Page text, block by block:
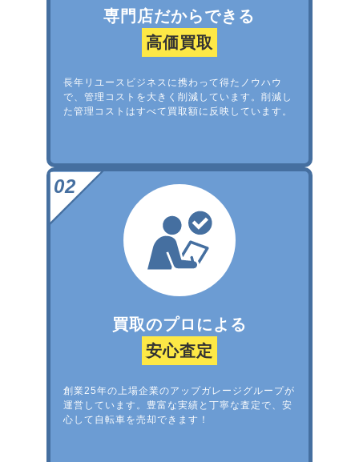
専門店だからできる
高価買取
長年リユースビジネスに携わって得たノウハウ
で、管理コストを大きく削減しています。削減し
た管理コストはすべて買取額に反映しています。
買取のプロによる
安心査定
創業25年の上場企業のアップガレージグループが
運営しています。豊富な実績と丁寧な査定で、安
心して自転車を売却できます！